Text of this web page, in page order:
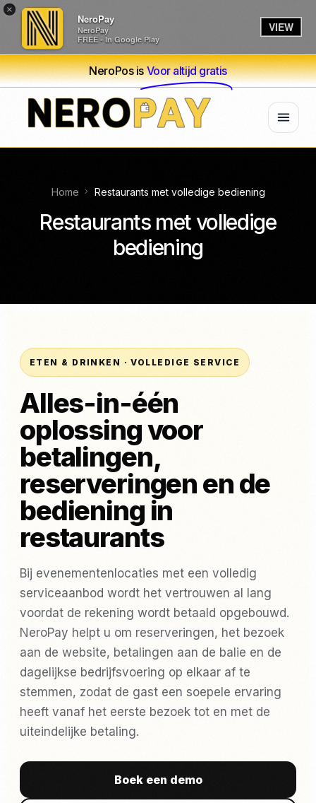
×
NeroPay
NeroPay
FREE - In Google Play
VIEW
NeroPos isVoor altijd gratis
Home Restaurants met volledige bediening
Restaurants met volledige
bediening
ETEN & DRINKEN · VOLLEDIGE SERVICE
Alles-in-één
oplossing voor
betalingen,
reserveringen en de
bediening in
restaurants
Bij evenementenlocaties met een volledig
serviceaanbod wordt het vertrouwen al lang
voordat de rekening wordt betaald opgebouwd.
NeroPay helpt u om reserveringen, het bezoek
aan de website, betalingen aan de balie en de
dagelijkse bedrijfsvoering op elkaar af te
stemmen, zodat de gast een soepele ervaring
heeft vanaf het eerste bezoek tot en met de
uiteindelijke betaling.
Boek een demo